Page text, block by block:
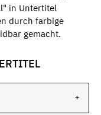
in Untertitel
durch farbige
gemacht.